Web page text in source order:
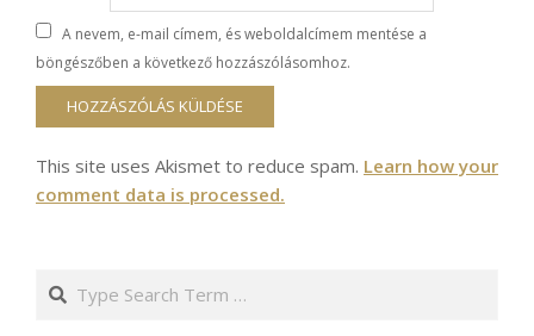
A nevem, e-mail címem, és weboldalcímem mentése a
böngészőben a következő hozzászólásomhoz.
This site uses Akismet to reduce spam. Learn how your
comment data is processed.
Search